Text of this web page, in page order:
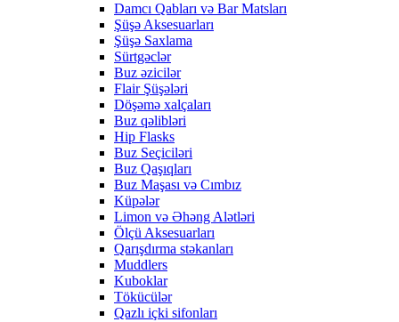
Damcı Qabları və Bar Matsları
Şüşə Aksesuarları
Şüşə Saxlama
Sürtgəclər
Buz əzicilər
Flair Şüşələri
Döşəmə xalçaları
Buz qəlibləri
Hip Flasks
Buz Seçiciləri
Buz Qaşıqları
Buz Maşası və Cımbız
Küpələr
Limon və Əhəng Alətləri
Ölçü Aksesuarları
Qarışdırma stəkanları
Muddlers
Kuboklar
Tökücülər
Qazlı içki sifonları